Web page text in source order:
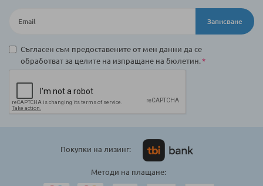
Записване
Съгласен съм предоставените от мен данни да се
обработват за целите на изпращане на бюлетин.
Покупки на лизинг:
Методи на плащане: